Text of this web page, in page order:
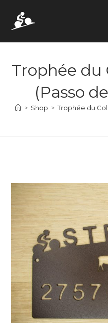
content
Trophée du
(Passo
> Shop > Trophée du